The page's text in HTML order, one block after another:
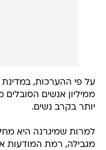
על פי ההערכות,
יותר בקרב נשים.
למרות שמיגרנה היא
מגבילה, רמת המודעות